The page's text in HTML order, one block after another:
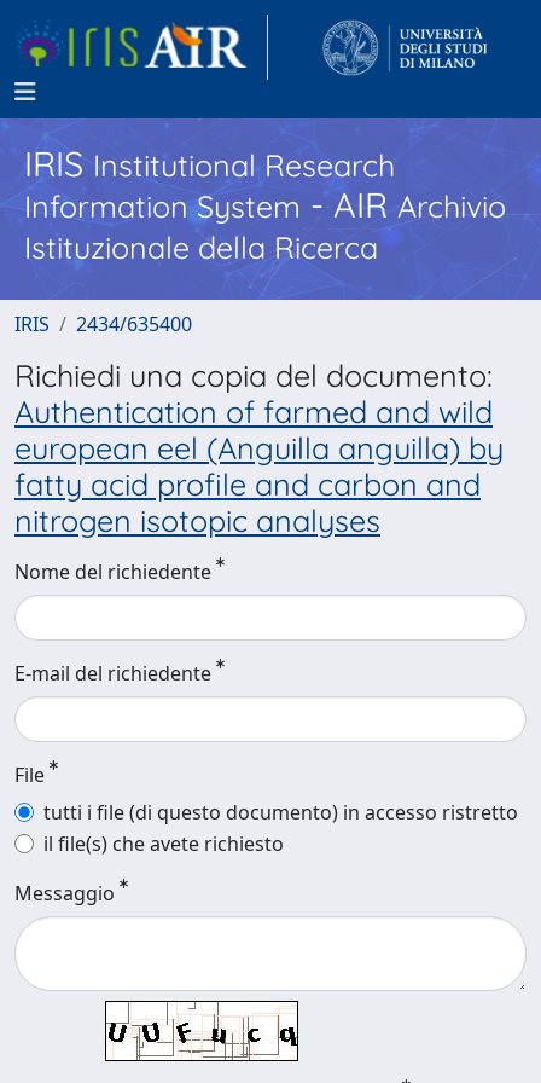
IRISInstitutional Research
Information System - AIR Archivio
Istituzionale della Ricerca
IRIS 2434/635400
Richiedi una copia del documento:
Authentication of farmed and wild
european eel (Anguilla anguilla) by
fatty acid profile and carbon and
nitrogen isotopic analyses
Nome del richiedente
E-mail del richiedente
File
tutti i file (di questo documento) in accesso ristretto
il file(s) che avete richiesto
Messaggio